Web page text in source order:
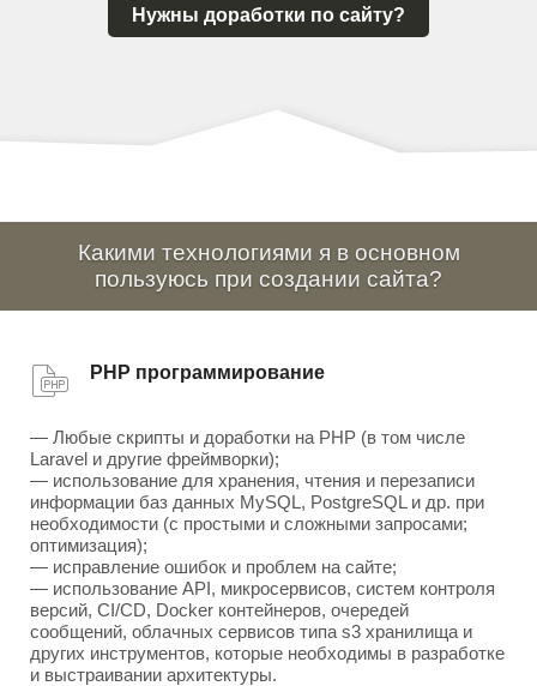
Нужны доработки по сайту?
Какими технологиями я в основном
пользуюсь при создании сайта?
PHP программирование
— Любые скрипты и доработки на PHP (в том числе
Laravel и другие фреймворки);
— использование для хранения, чтения и перезаписи
информации баз данных MySQL, PostgreSQL и др. при
необходимости (с простыми и сложными запросами;
оптимизация);
— исправление ошибок и проблем на сайте;
— использование API, микросервисов, систем контроля
версий, CI/CD, Docker контейнеров, очередей
сообщений, облачных сервисов типа s3 хранилища и
других инструментов, которые необходимы в разработке
и выстраивании архитектуры.